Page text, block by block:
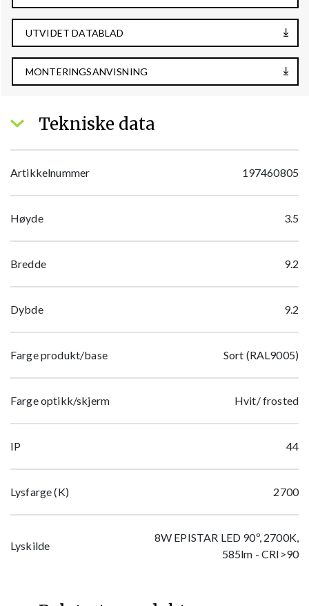
UTVIDET DATABLAD
MONTERINGSANVISNING
Tekniske data
Artikkelnummer 197460805
Høyde 3.5
Bredde 9.2
Dybde 9.2
Farge produkt/base Sort (RAL9005)
Farge optikk/skjerm Hvit/ frosted
IP 44
Lysfarge (K) 2700
Lyskilde
8W EPISTAR LED 90º, 2700K,
585lm - CRI>90